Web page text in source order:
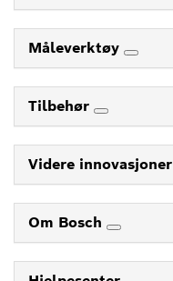
Måleverktøy
Tilbehør
Videre innovasjoner
Om Bosch